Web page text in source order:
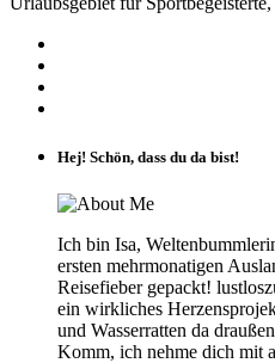
Hej! Schön, dass du da bist!
Ich bin Isa,
ersten mehrmonatigen
Reisefieber gepackt!
ein wirkliches
und Wasserratten da
Komm, ich nehme dich mit